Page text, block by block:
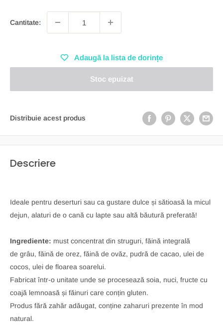
Cantitate:
Adaugă la lista de dorințe
Stoc epuizat
Distribuie acest produs
Descriere
Ideale pentru deserturi sau ca gustare dulce și sătioasă la micul
dejun, alaturi de o cană cu lapte sau altă băutură preferată!
Ingrediente: must concentrat din struguri, făină integrală
de grâu, făină de orez, făină de ovăz, pudră de cacao, ulei de
cocos, ulei de floarea soarelui.
Fabricat într-o unitate unde se procesează soia, nuci, fructe cu
coajă lemnoasă și făinuri care conțin gluten.
Produs fără zahăr adăugat, conține zaharuri prezente în mod
natural.